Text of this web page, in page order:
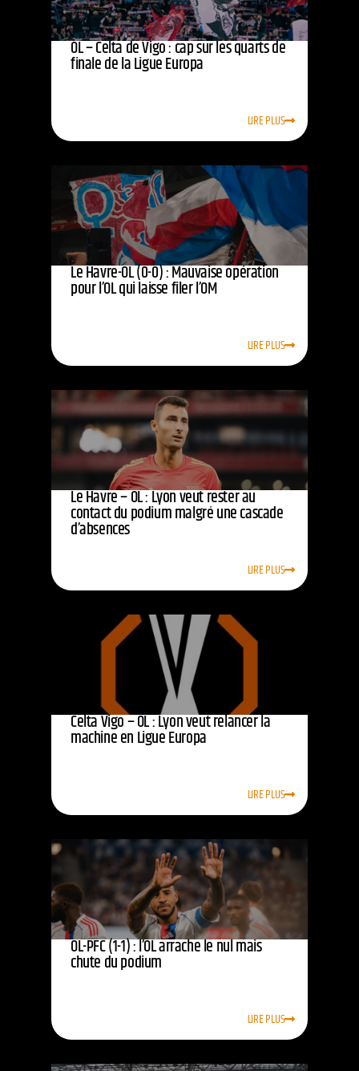
OL – Celta de Vigo : cap sur les quarts de
finale de la Ligue Europa
LIRE PLUS
Le Havre-OL (0-0) : Mauvaise opération
pour l’OL qui laisse filer l’OM
LIRE PLUS
Le Havre – OL : Lyon veut rester au
contact du podium malgré une cascade
d’absences
LIRE PLUS
Celta Vigo – OL : Lyon veut relancer la
machine en Ligue Europa
LIRE PLUS
OL-PFC (1-1) : l’OL arrache le nul mais
chute du podium
LIRE PLUS